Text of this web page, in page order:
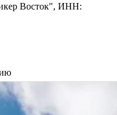
Восток", ИНН: